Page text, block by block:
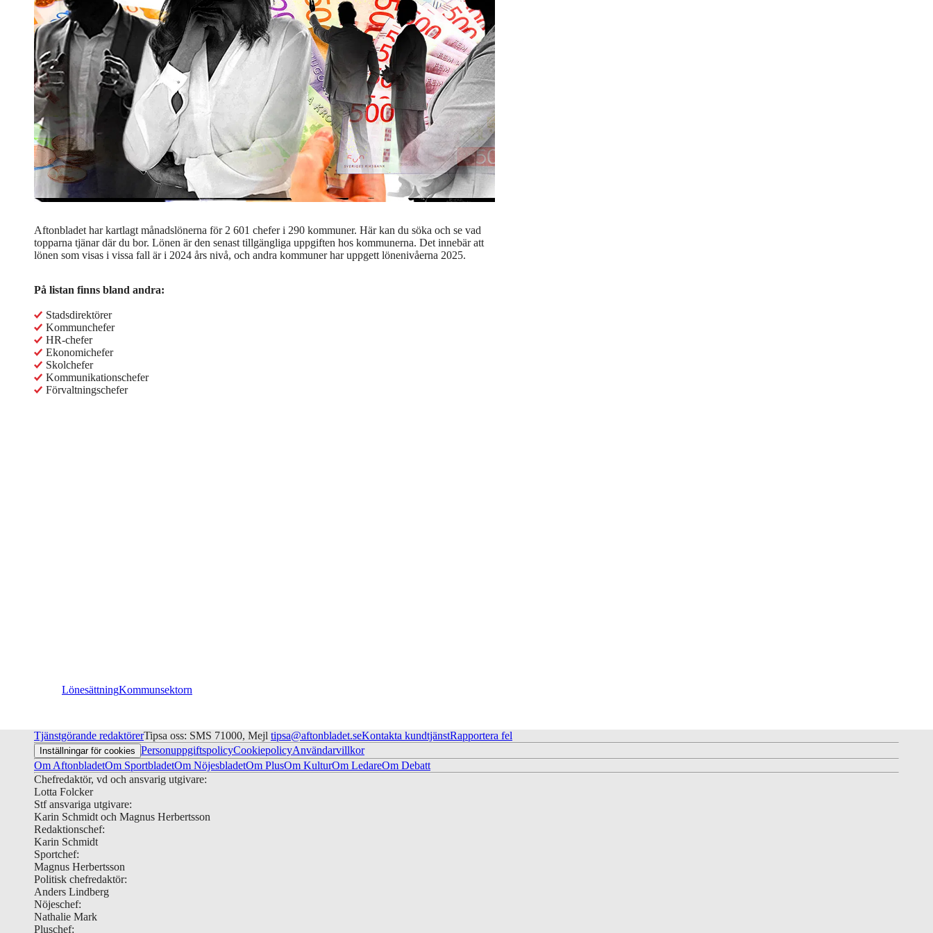
Aftonbladet har kartlagt månadslönerna för 2 601 chefer i 290 kommuner. Här kan du söka och se vad
topparna tjänar där du bor. Lönen är den senast tillgängliga uppgiften hos kommunerna. Det innebär att
lönen som visas i vissa fall är i 2024 års nivå, och andra kommuner har uppgett lönenivåerna 2025.
På listan finns bland andra:
Stadsdirektörer
Kommunchefer
HR-chefer
Ekonomichefer
Skolchefer
Kommunikationschefer
Förvaltningschefer
LönesättningKommunsektorn
Tjänstgörande redaktörerTipsa oss: SMS 71000, Mejl tipsa@aftonbladet.seKontakta kundtjänstRapportera fel
Inställningar för cookies PersonuppgiftspolicyCookiepolicyAnvändarvillkor
Om AftonbladetOm SportbladetOm NöjesbladetOm PlusOm KulturOm LedareOm Debatt
Chefredaktör, vd och ansvarig utgivare:
Lotta Folcker
Stf ansvariga utgivare:
Karin Schmidt och Magnus Herbertsson
Redaktionschef:
Karin Schmidt
Sportchef:
Magnus Herbertsson
Politisk chefredaktör:
Anders Lindberg
Nöjeschef:
Nathalie Mark
Pluschef: